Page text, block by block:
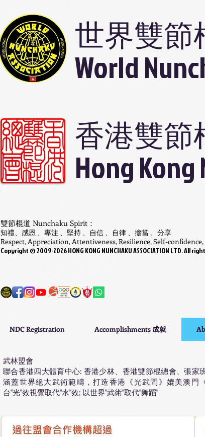
世界雙節
World
香港雙節
Hong
雙節棍道 Nunchaku Spirit：
知禮、感恩 、專注 、堅持 、自信 、自律 、擔當 、分享
Respect, Appreciation, Attentiveness, Resilience, Self-
Copyright © ​2009-2026HONG KONG NUNCHAKU ASSOCIATION LTD. All
NDC Registration Accomplishments 成就
武林盟會
聯合香港四大體育中心: 香港少林、香港雙節棍總會、張家
涵蓋世界絕大武術範疇，打造香港《光武間》媲美澳門
台"光"效視覺取代"水"效; 以世界"武術"取代"舞蹈"